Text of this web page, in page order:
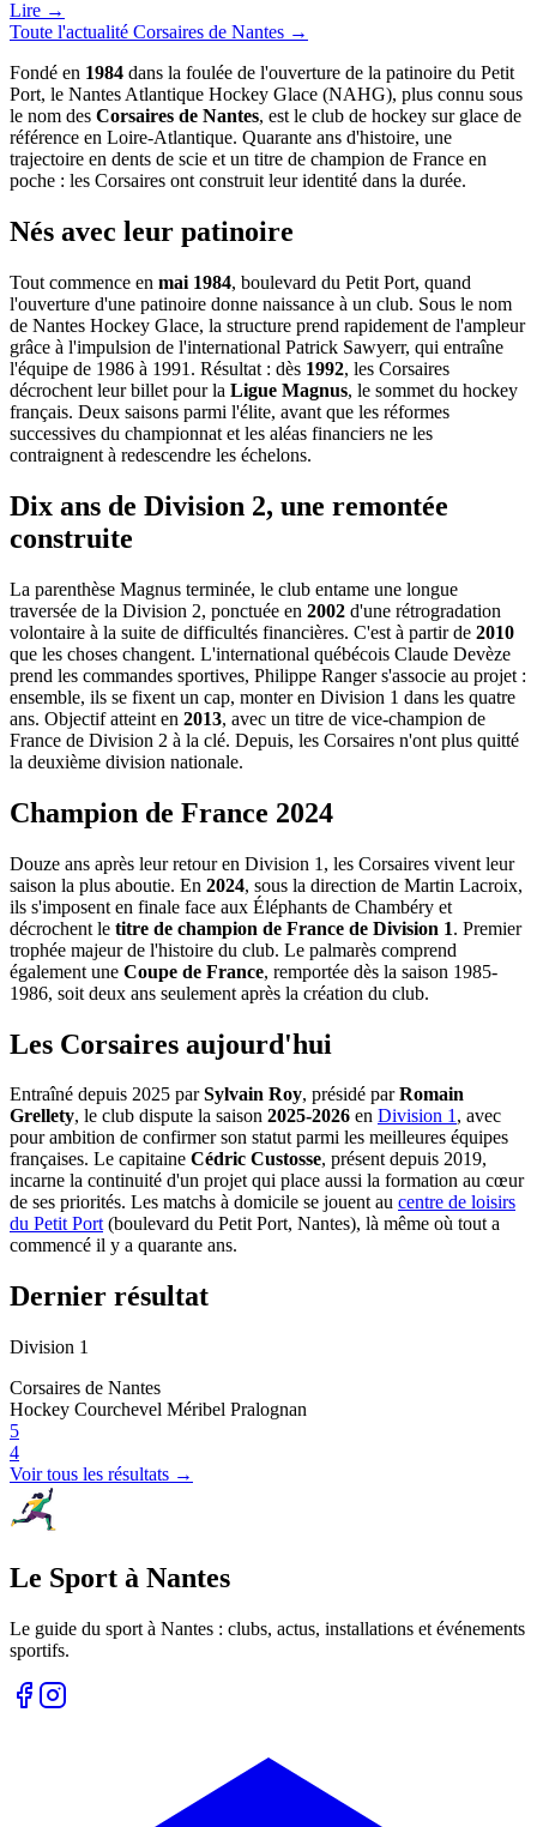
Lire →
Toute l'actualité Corsaires de Nantes →
Fondé en 1984 dans la foulée de l'ouverture de la patinoire du Petit
Port, le Nantes Atlantique Hockey Glace (NAHG), plus connu sous
le nom des Corsaires de Nantes, est le club de hockey sur glace de
référence en Loire-Atlantique. Quarante ans d'histoire, une
trajectoire en dents de scie et un titre de champion de France en
poche : les Corsaires ont construit leur identité dans la durée.
Nés avec leur patinoire
Tout commence en mai 1984, boulevard du Petit Port, quand
l'ouverture d'une patinoire donne naissance à un club. Sous le nom
de Nantes Hockey Glace, la structure prend rapidement de l'ampleur
grâce à l'impulsion de l'international Patrick Sawyerr, qui entraîne
l'équipe de 1986 à 1991. Résultat : dès 1992, les Corsaires
décrochent leur billet pour la Ligue Magnus, le sommet du hockey
français. Deux saisons parmi l'élite, avant que les réformes
successives du championnat et les aléas financiers ne les
contraignent à redescendre les échelons.
Dix ans de Division 2, une remontée
construite
La parenthèse Magnus terminée, le club entame une longue
traversée de la Division 2, ponctuée en 2002 d'une rétrogradation
volontaire à la suite de difficultés financières. C'est à partir de 2010
que les choses changent. L'international québécois Claude Devèze
prend les commandes sportives, Philippe Ranger s'associe au projet :
ensemble, ils se fixent un cap, monter en Division 1 dans les quatre
ans. Objectif atteint en 2013, avec un titre de vice-champion de
France de Division 2 à la clé. Depuis, les Corsaires n'ont plus quitté
la deuxième division nationale.
Champion de France 2024
Douze ans après leur retour en Division 1, les Corsaires vivent leur
saison la plus aboutie. En 2024, sous la direction de Martin Lacroix,
ils s'imposent en finale face aux Éléphants de Chambéry et
décrochent le titre de champion de France de Division 1. Premier
trophée majeur de l'histoire du club. Le palmarès comprend
également une Coupe de France, remportée dès la saison 1985-
1986, soit deux ans seulement après la création du club.
Les Corsaires aujourd'hui
Entraîné depuis 2025 parSylvain Roy, présidé parRomain
Grellety, le club dispute la saison 2025-2026 en Division 1, avec
pour ambition de confirmer son statut parmi les meilleures équipes
françaises. Le capitaine Cédric Custosse, présent depuis 2019,
incarne la continuité d'un projet qui place aussi la formation au cœur
de ses priorités. Les matchs à domicile se jouent au centre de loisirs
du Petit Port(boulevard du Petit Port, Nantes), là même où tout a
commencé il y a quarante ans.
Dernier résultat
Division 1
Corsaires de Nantes
Hockey Courchevel Méribel Pralognan
5
4
Voir tous les résultats →
Le Sport à Nantes
Le guide du sport à Nantes : clubs, actus, installations et événements
sportifs.